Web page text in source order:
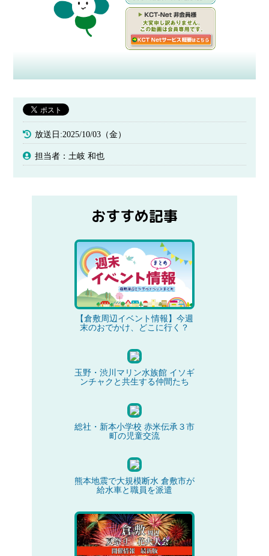
放送日:2025/10/03（金）
担当者：土岐 和也
おすすめ記事
【倉敷周辺イベント情報】今週
末のおでかけ、どこに行く？
玉野・渋川マリン水族館 イソギ
ンチャクと共生する仲間たち
総社・新本小学校 赤米伝承３市
町の児童交流
熊本地震で大規模断水 倉敷市が
給水車と職員を派遣